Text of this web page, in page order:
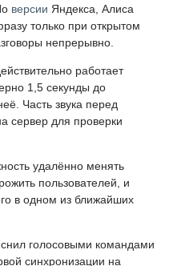
версии Яндекса, Алиса
только при открытом
непрерывно.
работает
1,5 секунды до
Часть звука перед
сервер для проверки
удалённо менять
пользователей, и
в одном из ближайших
голосовыми командами
синхронизации на